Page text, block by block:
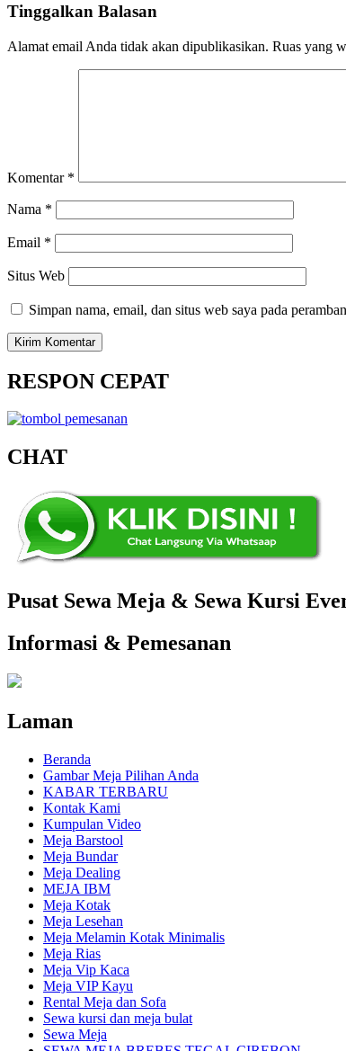
Tinggalkan Balasan
Alamat email Anda tidak akan dipublikasikan. Ruas yang
Komentar *
Nama *
Email *
Situs Web
Simpan nama, email, dan situs web saya pada
RESPON CEPAT
CHAT
Pusat Sewa Meja & Sewa Kursi
Informasi & Pemesanan
Laman
Beranda
Gambar Meja Pilihan Anda
KABAR TERBARU
Kontak Kami
Kumpulan Video
Meja Barstool
Meja Bundar
Meja Dealing
MEJA IBM
Meja Kotak
Meja Lesehan
Meja Melamin Kotak Minimalis
Meja Rias
Meja Vip Kaca
Meja VIP Kayu
Rental Meja dan Sofa
Sewa kursi dan meja bulat
Sewa Meja